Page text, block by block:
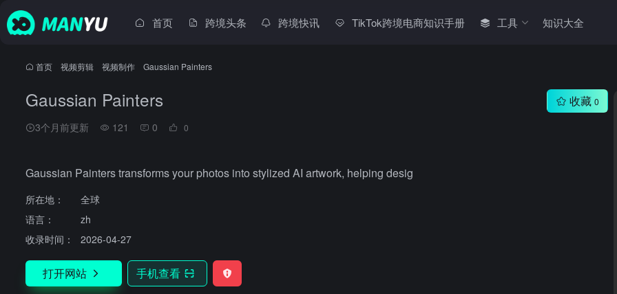
首页 跨境头条 跨境快讯 TikTok跨境电商知识手册 工具 知识大全
首页 视频剪辑 视频制作 Gaussian Painters
Gaussian Painters
3个月前更新 121 0 0
收藏 0
Gaussian Painters transforms your photos into stylized AI artwork, helping desig
所在地：
全球
语言：
zh
收录时间：
2026-04-27
打开网站 手机查看